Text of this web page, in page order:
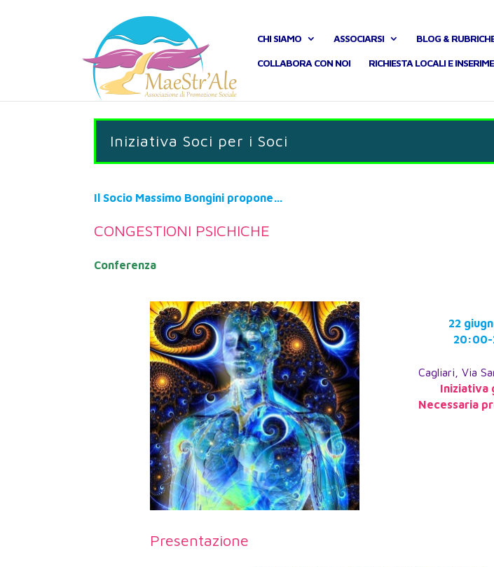
CHI SIAMO ASSOCIARSI BLOG &
COLLABORA CON NOI RICHIESTA LOCALI E
Iniziativa Soci per i Soci
Il Socio Massimo Bongini propone…
CONGESTIONI PSICHICHE
Conferenza
22
20:00-
Cagliari, Via
Iniziativa
Necessaria
Presentazione